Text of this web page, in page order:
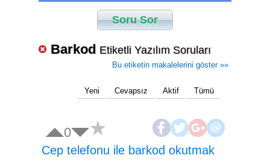
Soru Sor
Barkod Etiketli Yazılım Soruları
Bu etiketin makalelerini göster »»
Yeni Cevapsız Aktif Tümü
0
Cep telefonu ile barkod okutmak